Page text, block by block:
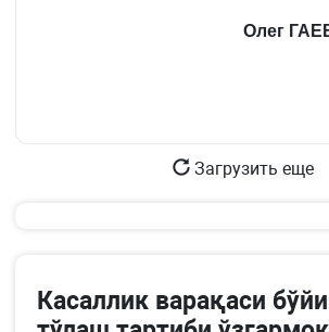
Олег
Загрузить еще
Касаллик варақаси